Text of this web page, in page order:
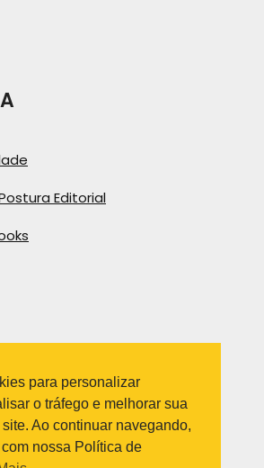
Editorial
do Jacaré
– RJ – CEP: 20970-031
para personalizar
o tráfego e melhorar sua
Ao continuar navegando,
nossa Política de